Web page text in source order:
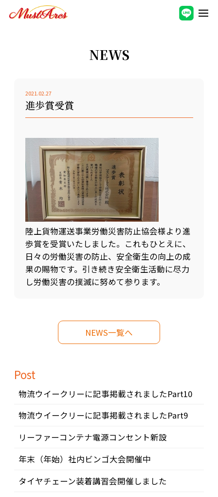
NEWS
2021.02.27
進歩賞受賞
陸上貨物運送事業労働災害防止協会様より進
歩賞を受賞いたしました。これもひとえに、
日々の労働災害の防止、安全衛生の向上の成
果の賜物です。引き続き安全衛生活動に尽力
し労働災害の撲滅に努めて参ります。
NEWS一覧へ
Post
物流ウイークリーに記事掲載されましたPart10
物流ウイークリーに記事掲載されましたPart9
リーファーコンテナ電源コンセント新設
年末（年始）社内ビンゴ大会開催中
タイヤチェーン装着講習会開催しました